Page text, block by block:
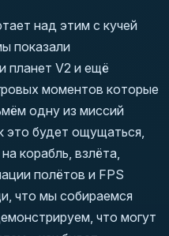
над этим с кучей
показали
планет V2 и ещё
моментов которые
одну из миссий
это будет ощущаться,
корабль, взлёта,
полётов и FPS
что мы собираемся
что могут